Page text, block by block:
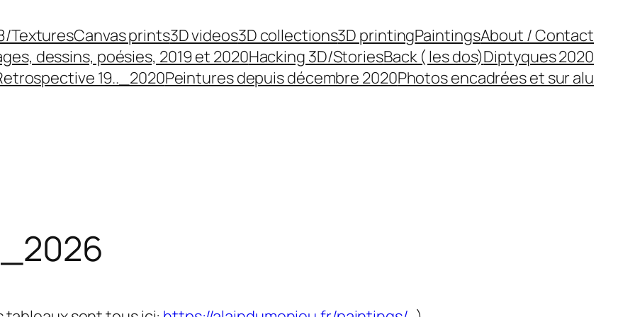
TexturesCanvas prints3D videos3D collections3D printingPaintingsAbout / Contact
dessins, poésies, 2019 et 2020Hacking 3D/StoriesBack ( les dos)Diptyques 2020
19.._2020Peintures depuis décembre 2020Photos encadrées et sur alu